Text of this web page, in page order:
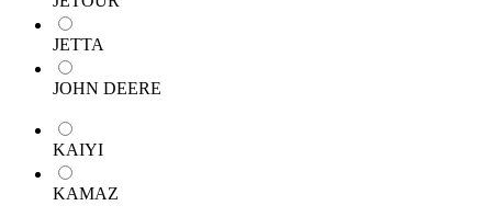
JETTA
JOHN DEERE
KAIYI
KAMAZ